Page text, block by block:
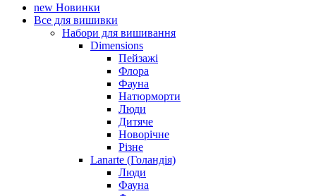
new Новинки
Все для вишивки
Набори для вишивання
Dimensions
Пейзажі
Флора
Фауна
Натюрморти
Люди
Дитяче
Новорічне
Різне
Lanarte (Голандія)
Люди
Фауна